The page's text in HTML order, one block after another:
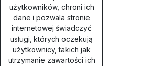
użytkowników, chroni ich
dane i pozwala stronie
internetowej świadczyć
usługi, których oczekują
użytkownicy, takich jak
utrzymanie zawartości ich